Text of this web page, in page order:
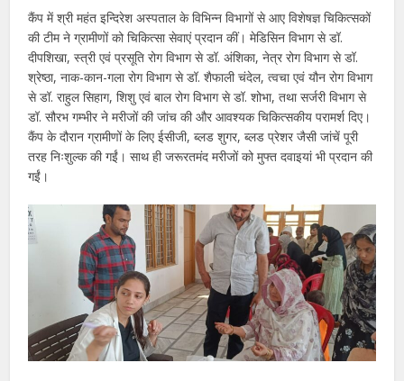
कैंप में श्री महंत इन्दिरेश अस्पताल के विभिन्न विभागों से आए विशेषज्ञ चिकित्सकों
की टीम ने ग्रामीणों को चिकित्सा सेवाएं प्रदान कीं। मेडिसिन विभाग से डॉ.
दीपशिखा, स्त्री एवं प्रसूति रोग विभाग से डॉ. अंशिका, नेत्र रोग विभाग से डॉ.
श्रेष्ठा, नाक-कान-गला रोग विभाग से डॉ. शैफाली चंदेल, त्वचा एवं यौन रोग विभाग
से डॉ. राहुल सिहाग, शिशु एवं बाल रोग विभाग से डॉ. शोभा, तथा सर्जरी विभाग से
डॉ. सौरभ गम्भीर ने मरीजों की जांच की और आवश्यक चिकित्सकीय परामर्श दिए।
कैंप के दौरान ग्रामीणों के लिए ईसीजी, ब्लड शुगर, ब्लड प्रेशर जैसी जांचें पूरी
तरह निःशुल्क की गईं। साथ ही जरूरतमंद मरीजों को मुफ्त दवाइयां भी प्रदान की
गईं।